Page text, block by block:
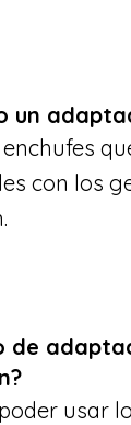
un
con los
de
usar